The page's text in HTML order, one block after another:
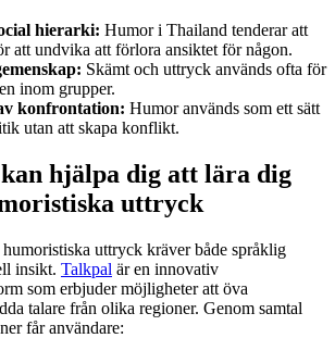
hierarki: Humor i Thailand tenderar att
att undvika att förlora ansiktet för någon.
Skämt och uttryck används ofta för
inom grupper.
konfrontation: Humor används som ett sätt
utan att skapa konflikt.
hjälpa dig att lära dig
uttryck
uttryck kräver både språklig
insikt. Talkpal är en innovativ
som erbjuder möjligheter att öva
talare från olika regioner. Genom samtal
får användare: